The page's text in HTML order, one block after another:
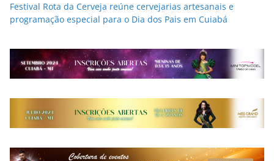
Festival Rota da Cerveja reúne cervejarias artesanais e
programação especial para o Dia dos Pais em Cuiabá